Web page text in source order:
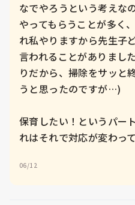
なでやろうという考えな
やってもらうことが多く
れ私やりますから先生子
言われることがありまし
りだから、掃除をサッと
うと思ったのですが…)
保育したい！というパー
れはそれで対応が変わっ
06/12